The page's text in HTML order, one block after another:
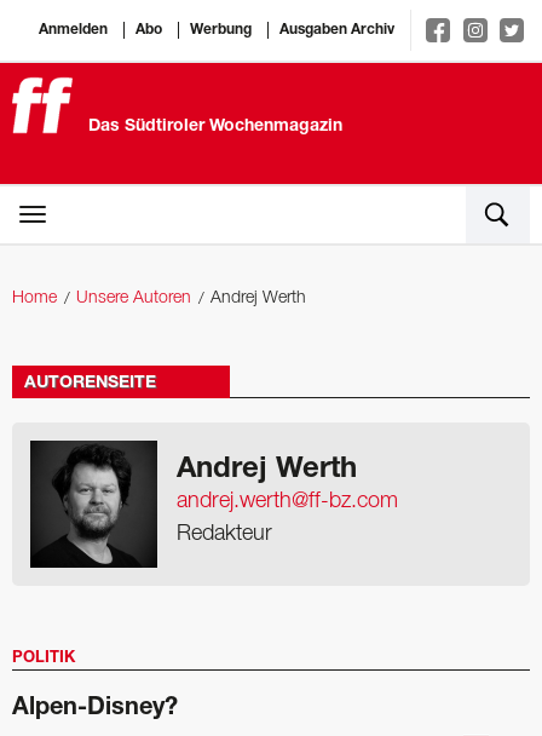
Anmelden Abo Werbung Ausgaben Archiv
Das Südtiroler Wochenmagazin
Home Unsere Autoren Andrej Werth
AUTORENSEITE
Andrej Werth
andrej.werth@ff-bz.com
Redakteur
POLITIK
Alpen-Disney?